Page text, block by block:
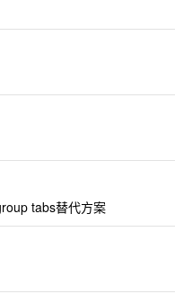
tabs替代方案